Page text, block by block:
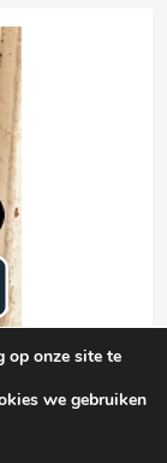
op onze site te
we gebruiken